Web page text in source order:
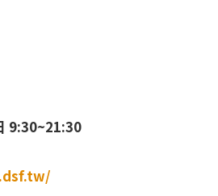
9:30~21:30